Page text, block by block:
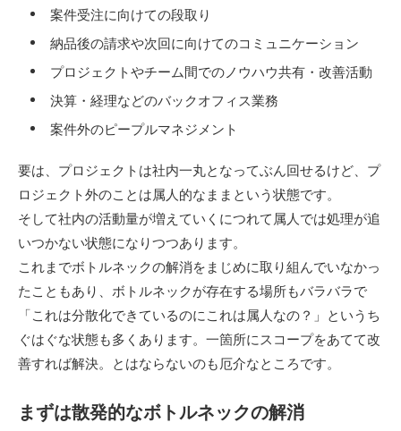
案件受注に向けての段取り
納品後の請求や次回に向けてのコミュニケーション
プロジェクトやチーム間でのノウハウ共有・改善活動
決算・経理などのバックオフィス業務
案件外のピープルマネジメント
要は、プロジェクトは社内一丸となってぶん回せるけど、プ
ロジェクト外のことは属人的なままという状態です。
そして社内の活動量が増えていくにつれて属人では処理が追
いつかない状態になりつつあります。
これまでボトルネックの解消をまじめに取り組んでいなかっ
たこともあり、ボトルネックが存在する場所もバラバラで
「これは分散化できているのにこれは属人なの？」というち
ぐはぐな状態も多くあります。一箇所にスコープをあてて改
善すれば解決。とはならないのも厄介なところです。
まずは散発的なボトルネックの解消